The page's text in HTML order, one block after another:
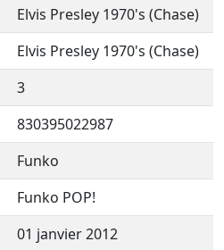
Elvis Presley 1970's (Chase)
Elvis Presley 1970's (Chase)
3
830395022987
Funko
Funko POP!
01 janvier 2012